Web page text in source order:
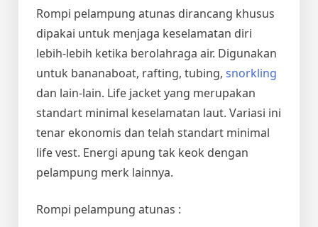
Rompi pelampung atunas dirancang khusus
dipakai untuk menjaga keselamatan diri
lebih-lebih ketika berolahraga air. Digunakan
untuk bananaboat, rafting, tubing, snorkling
dan lain-lain. Life jacket yang merupakan
standart minimal keselamatan laut. Variasi ini
tenar ekonomis dan telah standart minimal
life vest. Energi apung tak keok dengan
pelampung merk lainnya.
Rompi pelampung atunas :